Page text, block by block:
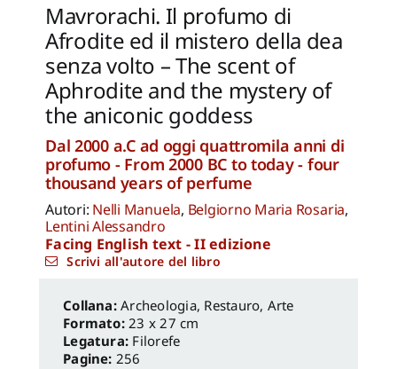
Mavrorachi. Il profumo di
Afrodite ed il mistero della dea
senza volto – The scent of
Aphrodite and the mystery of
the aniconic goddess
Dal 2000 a.C ad oggi quattromila anni di
profumo - From 2000 BC to today - four
thousand years of perfume
Autori: Nelli Manuela, Belgiorno Maria Rosaria,
Lentini Alessandro
Facing English text - II edizione
Scrivi all'autore del libro
Archeologia, Restauro, Arte
Formato:23 x 27 cm
Legatura: Filorefe
Pagine: 256